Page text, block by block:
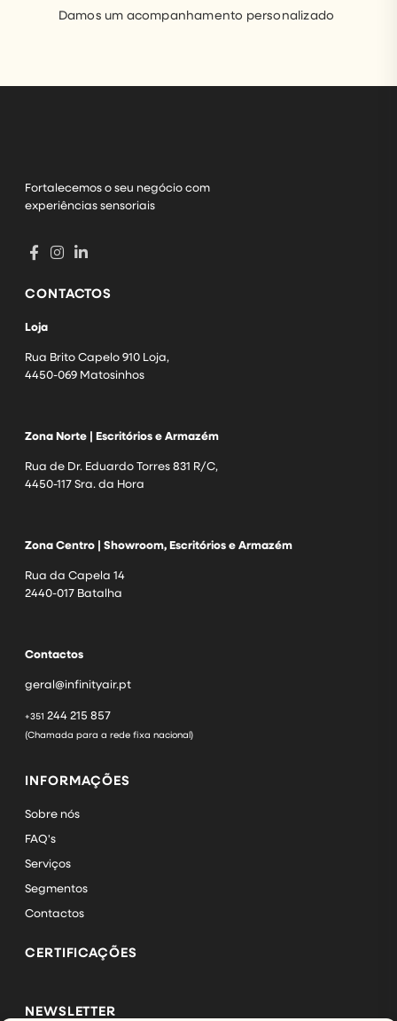
Damos um acompanhamento personalizado
Fortalecemos o seu negócio com
experiências sensoriais
CONTACTOS
Loja
Rua Brito Capelo 910 Loja,
4450-069 Matosinhos
Zona Norte | Escritórios e Armazém
Rua de Dr. Eduardo Torres 831 R/C,
4450-117 Sra. da Hora
Zona Centro | Showroom, Escritórios e Armazém
Rua da Capela 14
2440-017 Batalha
Contactos
geral@infinityair.pt
+351 244 215 857
(Chamada para a rede fixa nacional)
INFORMAÇÕES
Sobre nós
FAQ's
Serviços
Segmentos
Contactos
CERTIFICAÇÕES
NEWSLETTER